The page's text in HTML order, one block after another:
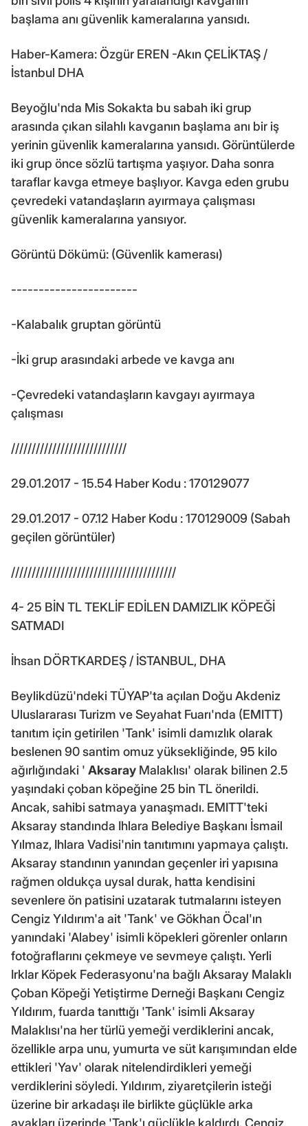
başlama anı güvenlik kameralarına yansıdı.
Haber-Kamera: Özgür EREN -Akın ÇELİKTAŞ /
İstanbul DHA
Beyoğlu'nda Mis Sokakta bu sabah iki grup
arasında çıkan silahlı kavganın başlama anı bir iş
yerinin güvenlik kameralarına yansıdı. Görüntülerde
iki grup önce sözlü tartışma yaşıyor. Daha sonra
taraflar kavga etmeye başlıyor. Kavga eden grubu
çevredeki vatandaşların ayırmaya çalışması
güvenlik kameralarına yansıyor.
Görüntü Dökümü: (Güvenlik kamerası)
-----------------------
-Kalabalık gruptan görüntü
-İki grup arasındaki arbede ve kavga anı
-Çevredeki vatandaşların kavgayı ayırmaya
çalışması
////////////////////////////
29.01.2017 - 15.54 Haber Kodu : 170129077
29.01.2017 - 07.12 Haber Kodu : 170129009 (Sabah
geçilen görüntüler)
////////////////////////////////////////
4- 25 BİN TL TEKLİF EDİLEN DAMIZLIK KÖPEĞİ
SATMADI
İhsan DÖRTKARDEŞ / İSTANBUL, DHA
Beylikdüzü'ndeki TÜYAP'ta açılan Doğu Akdeniz
Uluslararası Turizm ve Seyahat Fuarı'nda (EMITT)
tanıtım için getirilen 'Tank' isimli damızlık olarak
beslenen 90 santim omuz yüksekliğinde, 95 kilo
ağırlığındaki ' Aksaray Malaklısı' olarak bilinen 2.5
yaşındaki çoban köpeğine 25 bin TL önerildi.
Ancak, sahibi satmaya yanaşmadı. EMITT'teki
Aksaray standında Ihlara Belediye Başkanı İsmail
Yılmaz, Ihlara Vadisi'nin tanıtımını yapmaya çalıştı.
Aksaray standının yanından geçenler iri yapısına
rağmen oldukça uysal durak, hatta kendisini
sevenlere ön patisini uzatarak tutmalarını isteyen
Cengiz Yıldırım'a ait 'Tank' ve Gökhan Öcal'ın
yanındaki 'Alabey' isimli köpekleri görenler onların
fotoğraflarını çekmeye ve sevmeye çalıştı. Yerli
Irklar Köpek Federasyonu'na bağlı Aksaray Malaklı
Çoban Köpeği Yetiştirme Derneği Başkanı Cengiz
Yıldırım, fuarda tanıttığı 'Tank' isimli Aksaray
Malaklısı'na her türlü yemeği verdiklerini ancak,
özellikle arpa unu, yumurta ve süt karışımından elde
ettikleri 'Yav' olarak nitelendirdikleri yemeği
verdiklerini söyledi. Yıldırım, ziyaretçilerin isteği
üzerine bir arkadaşı ile birlikte güçlükle arka